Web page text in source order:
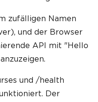
zufälligen Namen
und der Browser
API mit "Hello
und /health
Der